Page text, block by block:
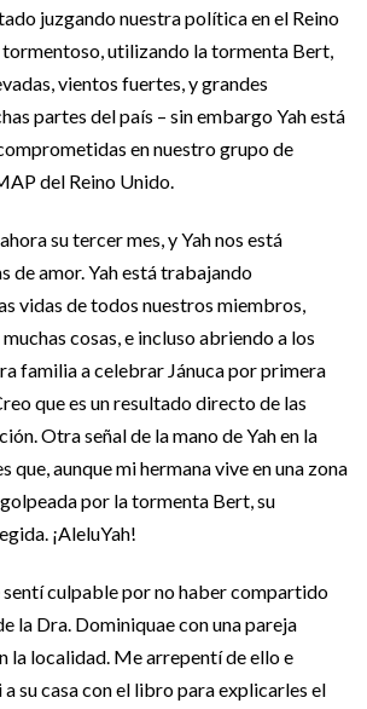
juzgando nuestra política en el Reino
tormentoso, utilizando la tormenta Bert,
vientos fuertes, y grandes
partes del país – sin embargo Yah está
en nuestro grupo de
del Reino Unido.
su tercer mes, y Yah nos está
de amor. Yah está trabajando
vidas de todos nuestros miembros,
cosas, e incluso abriendo a los
familia a celebrar Jánuca por primera
que es un resultado directo de las
Otra señal de la mano de Yah en la
que, aunque mi hermana vive en una zona
por la tormenta Bert, su
¡AleluYah!
sentí culpable por no haber compartido
la Dra. Dominiquae con una pareja
la localidad. Me arrepentí de ello e
su casa con el libro para explicarles el